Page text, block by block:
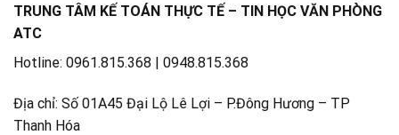
TRUNG TÂM KẾ TOÁN THỰC TẾ – TIN HỌC VĂN PHÒNG
ATC
Hotline: 0961.815.368 | 0948.815.368
Địa chỉ: Số 01A45 Đại Lộ Lê Lợi – P.Đông Hương – TP
Thanh Hóa